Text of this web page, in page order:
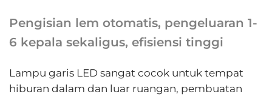
Pengisian lem otomatis, pengeluaran 1-
6 kepala sekaligus, efisiensi tinggi
Lampu garis LED sangat cocok untuk tempat
hiburan dalam dan luar ruangan, pembuatan